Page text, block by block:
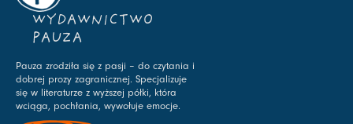
WYDAWNICTWO
PAUZA
Pauza zrodziła się z pasji – do czytania i
dobrej prozy zagranicznej. Specjalizuje
się w literaturze z wyższej półki, która
wciąga, pochłania, wywołuje emocje.